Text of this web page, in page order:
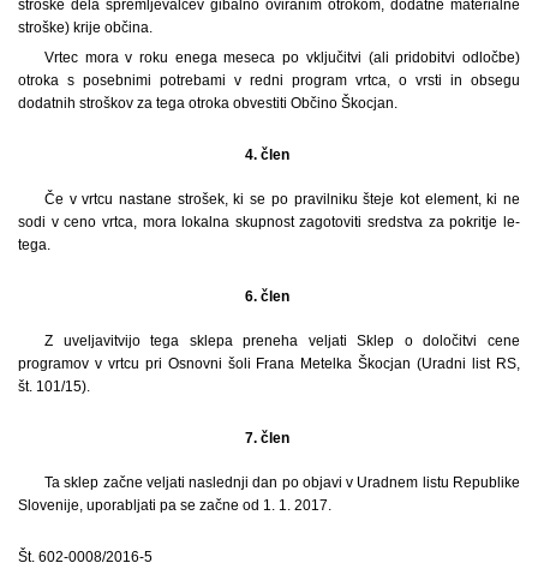
stroške dela spremljevalcev gibalno oviranim otrokom, dodatne materialne
stroške) krije občina.
Vrtec mora v roku enega meseca po vključitvi (ali pridobitvi odločbe)
otroka s posebnimi potrebami v redni program vrtca, o vrsti in obsegu
dodatnih stroškov za tega otroka obvestiti Občino Škocjan.
4. člen
Če v vrtcu nastane strošek, ki se po pravilniku šteje kot element, ki ne
sodi v ceno vrtca, mora lokalna skupnost zagotoviti sredstva za pokritje le-
tega.
6. člen
Z uveljavitvijo tega sklepa preneha veljati Sklep o določitvi cene
programov v vrtcu pri Osnovni šoli Frana Metelka Škocjan (Uradni list RS,
št. 101/15).
7. člen
Ta sklep začne veljati naslednji dan po objavi v Uradnem listu Republike
Slovenije, uporabljati pa se začne od 1. 1. 2017.
Št. 602-0008/2016-5